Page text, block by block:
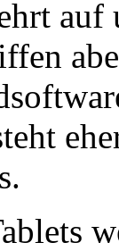
auf